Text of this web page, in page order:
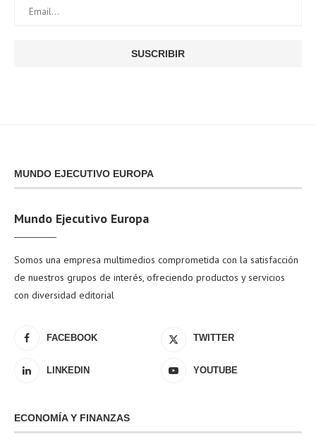
MUNDO EJECUTIVO EUROPA
Mundo Ejecutivo Europa
Somos una empresa multimedios comprometida con la satisfacción
de nuestros grupos de interés, ofreciendo productos y servicios
con diversidad editorial
FACEBOOK TWITTER
LINKEDIN YOUTUBE
ECONOMÍA Y FINANZAS